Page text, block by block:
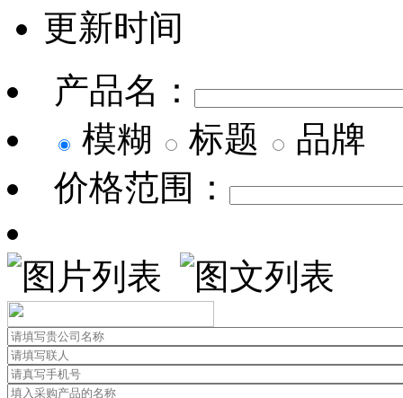
更新时间
产品名：
模糊
标题
品牌
价格范围：